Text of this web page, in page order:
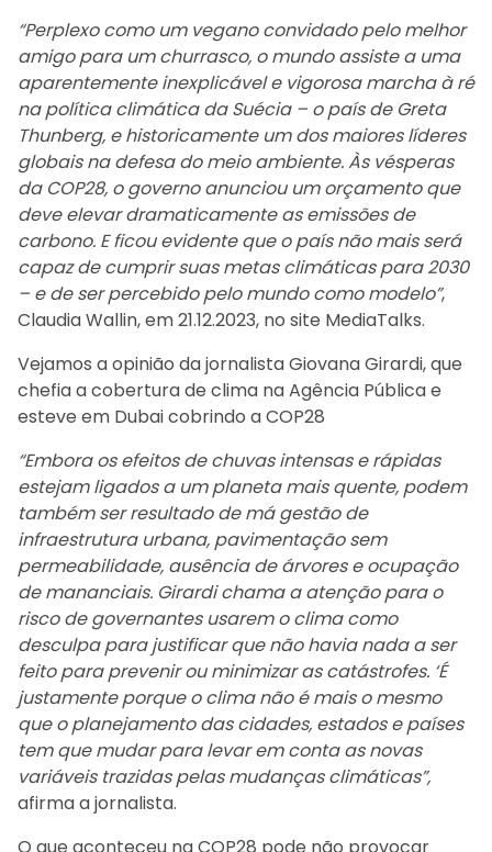
“Perplexo como um vegano convidado pelo melhor
amigo para um churrasco, o mundo assiste a uma
aparentemente inexplicável e vigorosa marcha à ré
na política climática da Suécia – o país de Greta
Thunberg, e historicamente um dos maiores líderes
globais na defesa do meio ambiente. Às vésperas
da COP28, o governo anunciou um orçamento que
deve elevar dramaticamente as emissões de
carbono. E ficou evidente que o país não mais será
capaz de cumprir suas metas climáticas para 2030
– e de ser percebido pelo mundo como modelo”,
Claudia Wallin, em 21.12.2023, no site MediaTalks.
Vejamos a opinião da jornalista Giovana Girardi, que
chefia a cobertura de clima na Agência Pública e
esteve em Dubai cobrindo a COP28
“Embora os efeitos de chuvas intensas e rápidas
estejam ligados a um planeta mais quente, podem
também ser resultado de má gestão de
infraestrutura urbana, pavimentação sem
permeabilidade, ausência de árvores e ocupação
de mananciais. Girardi chama a atenção para o
risco de governantes usarem o clima como
desculpa para justificar que não havia nada a ser
feito para prevenir ou minimizar as catástrofes. ‘É
justamente porque o clima não é mais o mesmo
que o planejamento das cidades, estados e países
tem que mudar para levar em conta as novas
variáveis trazidas pelas mudanças climáticas”,
afirma a jornalista.